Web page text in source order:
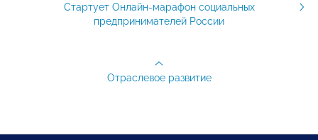
Стартует Онлайн-марафон социальных
предпринимателей России
Отраслевое развитие